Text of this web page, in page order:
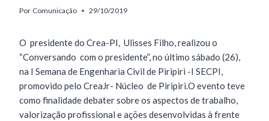
Por Comunicação 29/10/2019
O presidente do Crea-PI, Ulisses Filho, realizou o
“Conversando com o presidente”, no último sábado (26),
na I Semana de Engenharia Civil de Piripiri -I SECPI,
promovido pelo CreaJr- Núcleo de Piripiri.O evento teve
como finalidade debater sobre os aspectos de trabalho,
valorização profissional e ações desenvolvidas à frente